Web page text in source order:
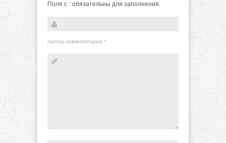
Поля с *обязательны для заполнения.
Автор комментария *